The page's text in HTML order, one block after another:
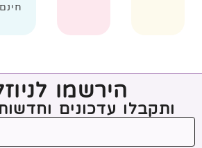
הירשמו
ותקבלו עדכונים